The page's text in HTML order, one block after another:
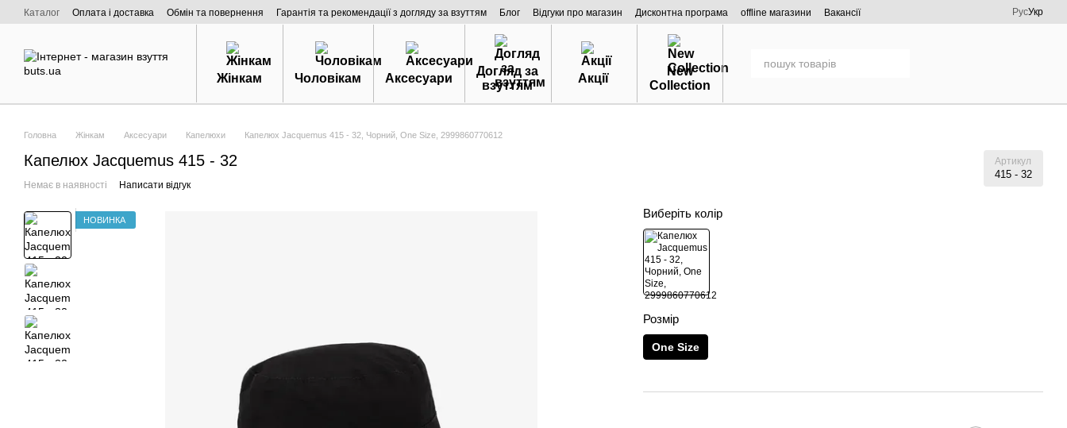
Перейти к основному контенту
Каталог Оплата і доставка Обмін та повернення Гарантія та рекомендації з догляду за взуттям Блог Відгуки про магазин Дисконтна програма offline магазини
Вакансії
Про нас
РусУкр
Жінкам Чоловікам Аксесуари
Догляд за
взуттям
Акції
New
Collection
Головна Жінкам Аксесуари Капелюхи Капелюх Jacquemus 415 - 32, Чорний, One Size, 2999860770612
Капелюх Jacquemus 415 - 32 Артикул
415 - 32
Немає в наявності Написати відгук
НОВИНКА Виберіть колір
Розмір
One Size